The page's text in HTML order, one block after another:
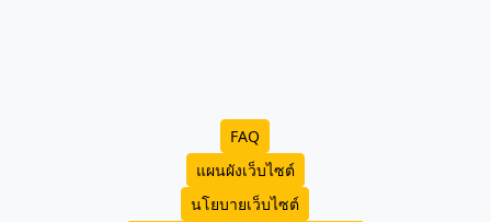
FAQ
แผนผังเว็บไซต์
นโยบายเว็บไซต์